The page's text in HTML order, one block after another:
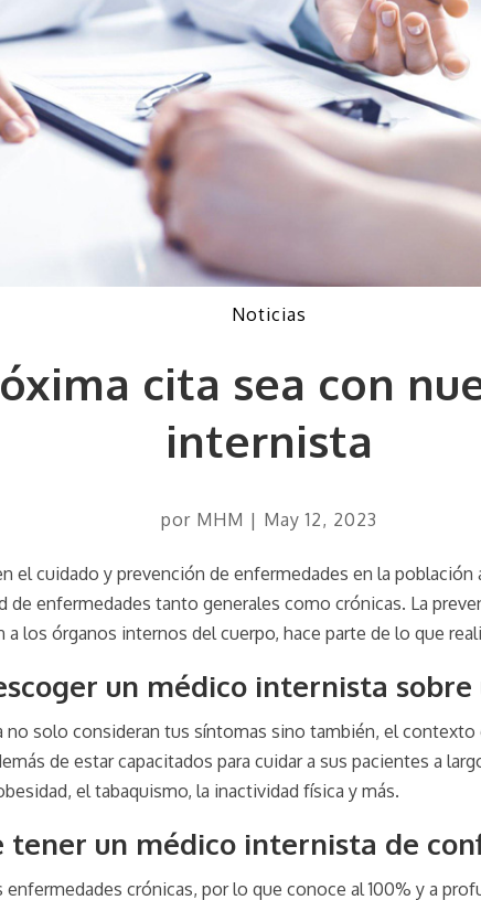
Noticias
cita sea con
internista
por MHM | May 12, 2023
el cuidado y prevención de enfermedades en la población
de enfermedades tanto generales como crónicas. La
a los órganos internos del cuerpo, hace parte de lo que
un médico internista
solo consideran tus síntomas sino también, el contexto
de estar capacitados para cuidar a sus pacientes a
el tabaquismo, la inactividad física y más.
tener un médico internista de
crónicas, por lo que conoce al 100% y a